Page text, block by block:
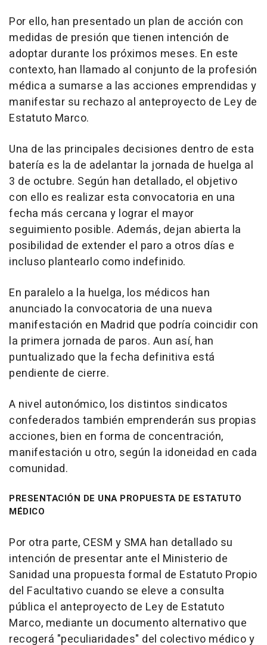
Por ello, han presentado un plan de acción con
medidas de presión que tienen intención de
adoptar durante los próximos meses. En este
contexto, han llamado al conjunto de la profesión
médica a sumarse a las acciones emprendidas y
manifestar su rechazo al anteproyecto de Ley de
Estatuto Marco.
Una de las principales decisiones dentro de esta
batería es la de adelantar la jornada de huelga al
3 de octubre. Según han detallado, el objetivo
con ello es realizar esta convocatoria en una
fecha más cercana y lograr el mayor
seguimiento posible. Además, dejan abierta la
posibilidad de extender el paro a otros días e
incluso plantearlo como indefinido.
En paralelo a la huelga, los médicos han
anunciado la convocatoria de una nueva
manifestación en Madrid que podría coincidir con
la primera jornada de paros. Aun así, han
puntualizado que la fecha definitiva está
pendiente de cierre.
A nivel autonómico, los distintos sindicatos
confederados también emprenderán sus propias
acciones, bien en forma de concentración,
manifestación u otro, según la idoneidad en cada
comunidad.
PRESENTACIÓN DE UNA PROPUESTA DE ESTATUTO
MÉDICO
Por otra parte, CESM y SMA han detallado su
intención de presentar ante el Ministerio de
Sanidad una propuesta formal de Estatuto Propio
del Facultativo cuando se eleve a consulta
pública el anteproyecto de Ley de Estatuto
Marco, mediante un documento alternativo que
recogerá "peculiaridades" del colectivo médico y